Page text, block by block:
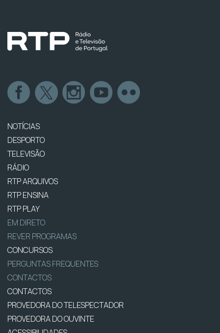
NOTÍCIAS
DESPORTO
TELEVISÃO
RÁDIO
RTP ARQUIVOS
RTP ENSINA
RTP PLAY
EM DIRETO
REVER PROGRAMAS
CONCURSOS
PERGUNTAS FREQUENTES
CONTACTOS
CONTACTOS
PROVEDORA DO TELESPECTADOR
PROVEDORA DO OUVINTE